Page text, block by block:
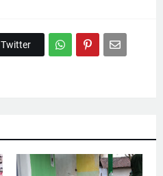
Twitter